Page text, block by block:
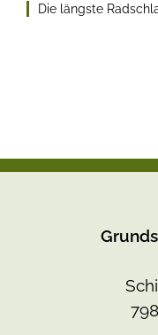
Die längste